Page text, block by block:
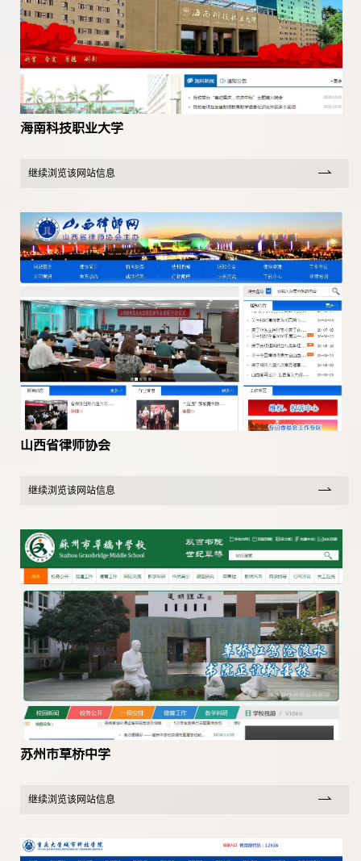
海南科技职业大学
继续浏览该网站信息
山西省律师协会
继续浏览该网站信息
苏州市草桥中学
继续浏览该网站信息